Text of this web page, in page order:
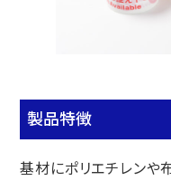
製品特徴
基材にポリエチレンや